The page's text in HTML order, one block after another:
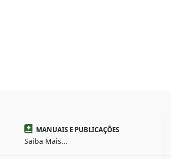
MANUAIS E PUBLICAÇÕES
Saiba Mais...